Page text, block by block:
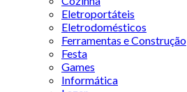
Eletroportáteis
Eletrodomésticos
Ferramentas e Construção
Festa
Games
Informática